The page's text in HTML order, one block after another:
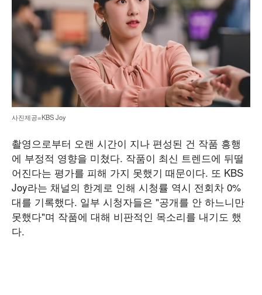
사진제공=KBS Joy
촬영으로부터 오랜 시간이 지나 편성된 건 작품 흥행
에 부정적 영향을 미쳤다. 작품이 최신 트렌드에 뒤떨
어진다는 평가를 피해 가지 못했기 때문이다. 또 KBS
Joy라는 채널의 한계로 인해 시청률 역시 전회차 0%
대를 기록했다. 일부 시청자들은 "공개를 안 하느니만
못했다"며 작품에 대해 비판적인 목소리를 내기도 했
다.